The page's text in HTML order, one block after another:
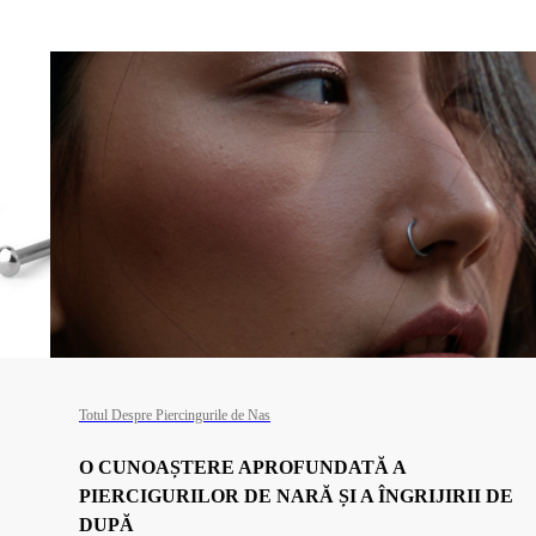
Totul Despre Piercingurile de Nas
O CUNOAȘTERE APROFUNDATĂ A
PIERCIGURILOR DE NARĂ ȘI A ÎNGRIJIRII DE
DUPĂ